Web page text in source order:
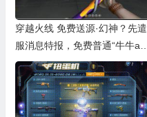
穿越火线 免费送源·幻神？先遣
服消息特报，免费普通“牛牛ak”
免费送